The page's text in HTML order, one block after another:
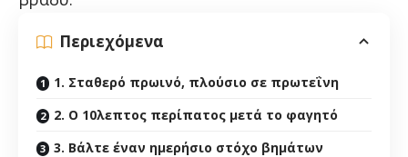
Περιεχόμενα
1. Σταθερό πρωινό, πλούσιο σε πρωτεΐνη
2. Ο 10λεπτος περίπατος μετά το φαγητό
3. Βάλτε έναν ημερήσιο στόχο βημάτων